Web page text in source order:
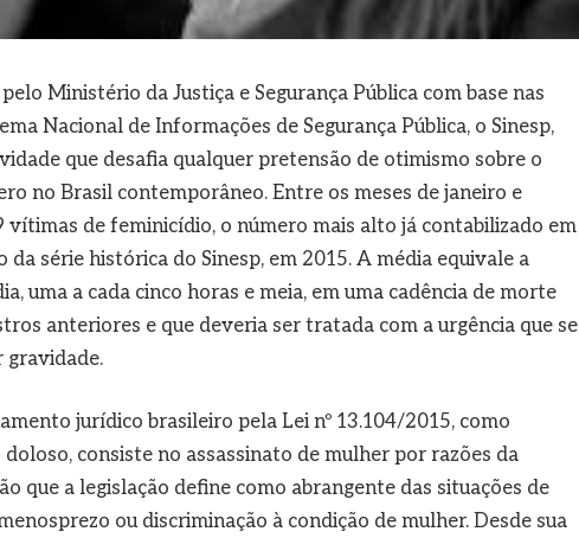
Ministério da Justiça e Segurança Pública com base nas
Nacional de Informações de Segurança Pública, o Sinesp,
que desafia qualquer pretensão de otimismo sobre o
no Brasil contemporâneo. Entre os meses de janeiro e
vítimas de feminicídio, o número mais alto já contabilizado em
série histórica do Sinesp, em 2015. A média equivale a
uma a cada cinco horas e meia, em uma cadência de morte
anteriores e que deveria ser tratada com a urgência que se
gravidade.
jurídico brasileiro pela Lei nº 13.104/2015, como
consiste no assassinato de mulher por razões da
que a legislação define como abrangente das situações de
ou discriminação à condição de mulher. Desde sua